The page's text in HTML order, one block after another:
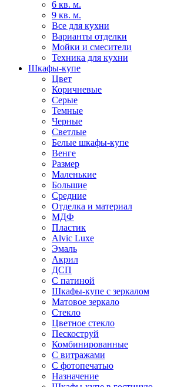
6 кв. м.
9 кв. м.
Все для кухни
Варианты отделки
Мойки и смесители
Техника для кухни
Шкафы-купе
Цвет
Коричневые
Серые
Темные
Черные
Светлые
Белые шкафы-купе
Венге
Размер
Маленькие
Большие
Средние
Отделка и материал
МДФ
Пластик
Alvic Luxe
Эмаль
Акрил
ДСП
С патиной
Шкафы-купе с зеркалом
Матовое зеркало
Стекло
Цветное стекло
Пескоструй
Комбинированные
С витражами
С фотопечатью
Назначение